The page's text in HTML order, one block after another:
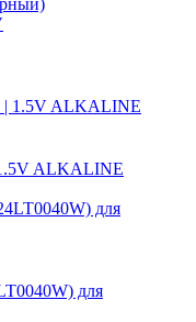
ALKALINE
для